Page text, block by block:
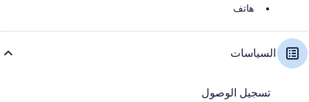
هاتف
السياسات
تسجيل الوصول